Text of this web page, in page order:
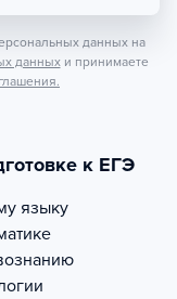
данных на
данных и принимаете
к ЕГЭ
языку